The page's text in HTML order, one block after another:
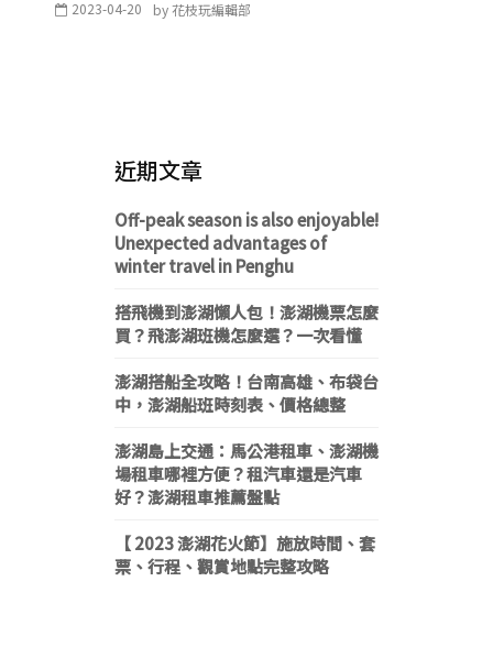
2023-04-20 by花枝玩編輯部
近期文章
Off-peak season is also enjoyable!
Unexpected advantages of
winter travel in Penghu
搭飛機到澎湖懶人包！澎湖機票怎麼
買？飛澎湖班機怎麼選？一次看懂
澎湖搭船全攻略！台南高雄、布袋台
中，澎湖船班時刻表、價格總整
澎湖島上交通：馬公港租車、澎湖機
場租車哪裡方便？租汽車還是汽車
好？澎湖租車推薦盤點
【 2023 澎湖花火節】施放時間、套
票、行程、觀賞地點完整攻略